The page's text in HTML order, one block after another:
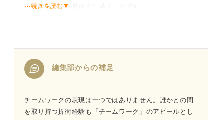
う貢献したかを具体的に描くことです。
になります。
構成は結論からチームの課題、取った行動、チームの変
⋯続きを読む▼
編集部からの補足
チームワークの表現は一つではありません。誰かとの間
を取り持つ折衝経験も「チームワーク」のアピールとし